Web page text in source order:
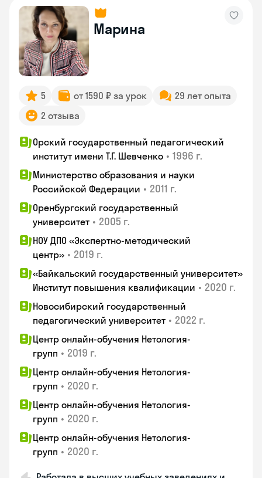
Марина
5 от 1590 ₽ за урок
29 лет опыта
2 отзыва
Орский государственный педагогический
институт имени Т.Г. Шевченко • 1996 г.
Министерство образования и науки
Российской Федерации • 2011 г.
Оренбургский государственный
университет • 2005 г.
НОУ ДПО «Экспертно-методический
центр» • 2019 г.
«Байкальский государственный университет»
Институт повышения квалификации • 2020 г.
Новосибирский государственный
педагогический университет • 2022 г.
Центр онлайн-обучения Нетология-
групп • 2019 г.
Центр онлайн-обучения Нетология-
групп • 2020 г.
Центр онлайн-обучения Нетология-
групп • 2020 г.
Центр онлайн-обучения Нетология-
групп • 2020 г.